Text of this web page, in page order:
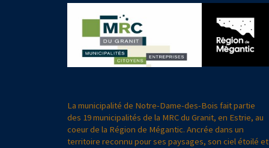
La municipalité de Notre-Dame-des-Bois fait partie
des 19 municipalités de la MRC du Granit, en Estrie, au
coeur de la Région de Mégantic. Ancrée dans un
territoire reconnu pour ses paysages, son ciel étoilé et